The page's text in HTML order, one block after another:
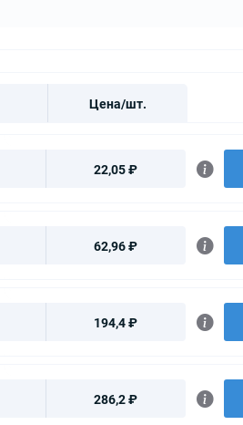
Цена/шт.
22,05 ₽
62,96 ₽
194,4 ₽
286,2 ₽